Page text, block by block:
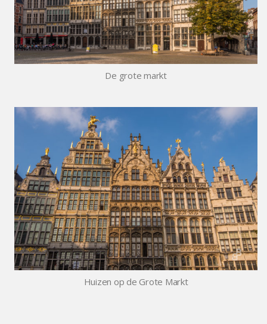
De grote markt
Huizen op de Grote Markt